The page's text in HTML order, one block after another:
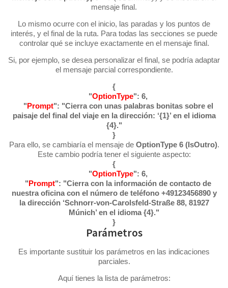
mensaje final.
Lo mismo ocurre con el inicio, las paradas y los puntos de
interés, y el final de la ruta. Para todas las secciones se puede
controlar qué se incluye exactamente en el mensaje final.
Si, por ejemplo, se desea personalizar el final, se podría adaptar
el mensaje parcial correspondiente.
{
"OptionType": 6,
"Prompt": "Cierra con unas palabras bonitas sobre el
paisaje del final del viaje en la dirección: ‘{1}’ en el idioma
{4}."
}
Para ello, se cambiaría el mensaje de OptionType 6 (IsOutro).
Este cambio podría tener el siguiente aspecto:
{
"OptionType": 6,
"Prompt": "Cierra con la información de contacto de
nuestra oficina con el número de teléfono +49123456890 y
la dirección ‘Schnorr-von-Carolsfeld-Straße 88, 81927
Múnich’ en el idioma {4}."
}
Parámetros
Es importante sustituir los parámetros en las indicaciones
parciales.
Aquí tienes la lista de parámetros: